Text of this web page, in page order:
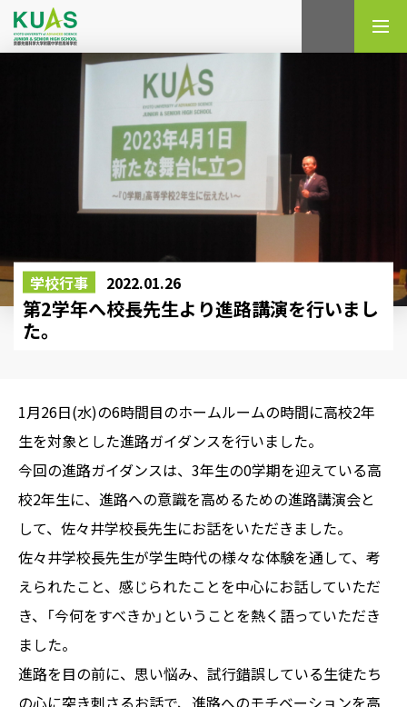
学校行事 2022.01.26
第2学年へ校長先生より進路講演を行いまし
た。
1月26日(水)の6時間目のホームルームの時間に高校2年
生を対象とした進路ガイダンスを行いました。
今回の進路ガイダンスは、3年生の0学期を迎えている高
校2年生に、進路への意識を高めるための進路講演会と
して、佐々井学校長先生にお話をいただきました。
佐々井学校長先生が学生時代の様々な体験を通して、考
えられたこと、感じられたことを中心にお話していただ
き、「今何をすべきか」ということを熱く語っていただき
ました。
進路を目の前に、思い悩み、試行錯誤している生徒たち
の心に突き刺さるお話で、進路へのモチベーションを高